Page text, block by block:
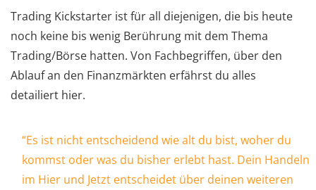
Trading Kickstarter ist für all diejenigen, die bis heute
noch keine bis wenig Berührung mit dem Thema
Trading/Börse hatten. Von Fachbegriffen, über den
Ablauf an den Finanzmärkten erfährst du alles
detailiert hier.
“Es ist nicht entscheidend wie alt du bist, woher du
kommst oder was du bisher erlebt hast. Dein Handeln
im Hier und Jetzt entscheidet über deinen weiteren